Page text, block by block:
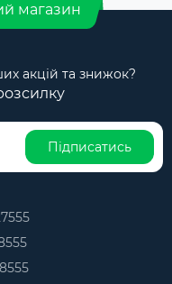
магазин
акцій та знижок?
Підписатись